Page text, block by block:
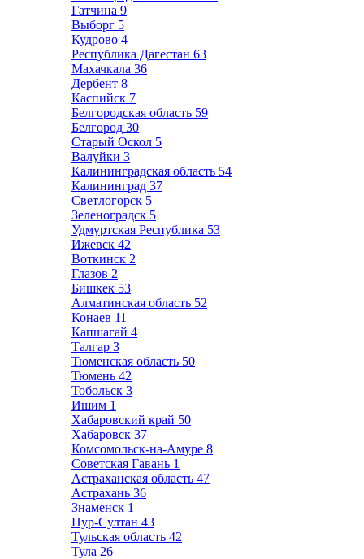
Гатчина 9
Выборг 5
Кудрово 4
Республика Дагестан 63
Махачкала 36
Дербент 8
Каспийск 7
Белгородская область 59
Белгород 30
Старый Оскол 5
Валуйки 3
Калининградская область 54
Калининград 37
Светлогорск 5
Зеленоградск 5
Удмуртская Республика 53
Ижевск 42
Воткинск 2
Глазов 2
Бишкек 53
Алматинская область 52
Конаев 11
Капшагай 4
Талгар 3
Тюменская область 50
Тюмень 42
Тобольск 3
Ишим 1
Хабаровский край 50
Хабаровск 37
Комсомольск-на-Амуре 8
Советская Гавань 1
Астраханская область 47
Астрахань 36
Знаменск 1
Нур-Султан 43
Тульская область 42
Тула 26